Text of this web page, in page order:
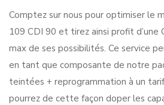
Comptez sur nous pour optimiser le
109 CDI 90 et tirez ainsi profit d’une
max de ses possibilités. Ce service
en tant que composante de notre
teintées + reprogrammation à un
pourrez de cette façon doper les